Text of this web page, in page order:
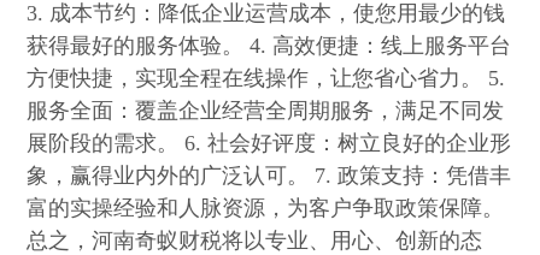
3. 成本节约：降低企业运营成本，使您用最少的钱
获得最好的服务体验。 4. 高效便捷：线上服务平台
方便快捷，实现全程在线操作，让您省心省力。 5.
服务全面：覆盖企业经营全周期服务，满足不同发
展阶段的需求。 6. 社会好评度：树立良好的企业形
象，赢得业内外的广泛认可。 7. 政策支持：凭借丰
富的实操经验和人脉资源，为客户争取政策保障。
总之，河南奇蚁财税将以专业、用心、创新的态